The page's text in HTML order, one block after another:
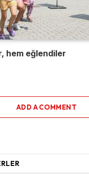
hem eğlendiler
ADD A COMMENT